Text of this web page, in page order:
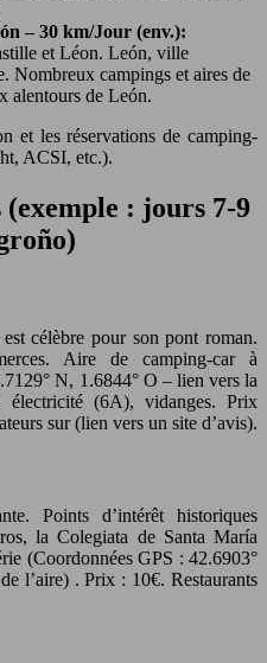
– 30 km/Jour (env.):
et Léon. León, ville
Nombreux campings et aires de
alentours de León.
et les réservations de camping-
ACSI, etc.).
(exemple : jours 7-9
célèbre pour son pont roman.
Aire de camping-car à
N, 1.6844° O – lien vers la
(6A), vidanges. Prix
sur (lien vers un site d’avis).
Points d’intérêt historiques
la Colegiata de Santa María
(Coordonnées GPS : 42.6903°
l’aire) . Prix : 10€. Restaurants